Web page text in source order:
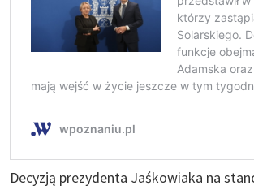
Decyzją prezydenta Jaśkowiaka na